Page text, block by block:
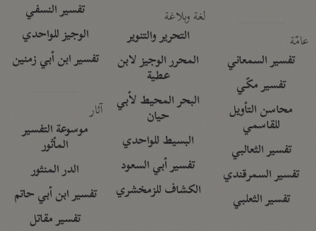
عامّة
تفسير السمعاني
تفسير مكّي
محاسن التأويل
للقاسمي
تفسير الثعالبي
تفسير السمرقندي
تفسير الثعلبي
لغة وبلاغة
التحرير والتنوير
المحرر الوجيز لابن
عطية
البحر المحيط لأبي
حيان
البسيط للواحدي
تفسير أبي السعود
الكشاف للزمخشري
تفسير النسفي
الوجيز للواحدي
تفسير ابن أبي زمنين
آثار
موسوعة التفسير
المأثور
الدر المنثور
تفسير ابن أبي حاتم
تفسير مقاتل